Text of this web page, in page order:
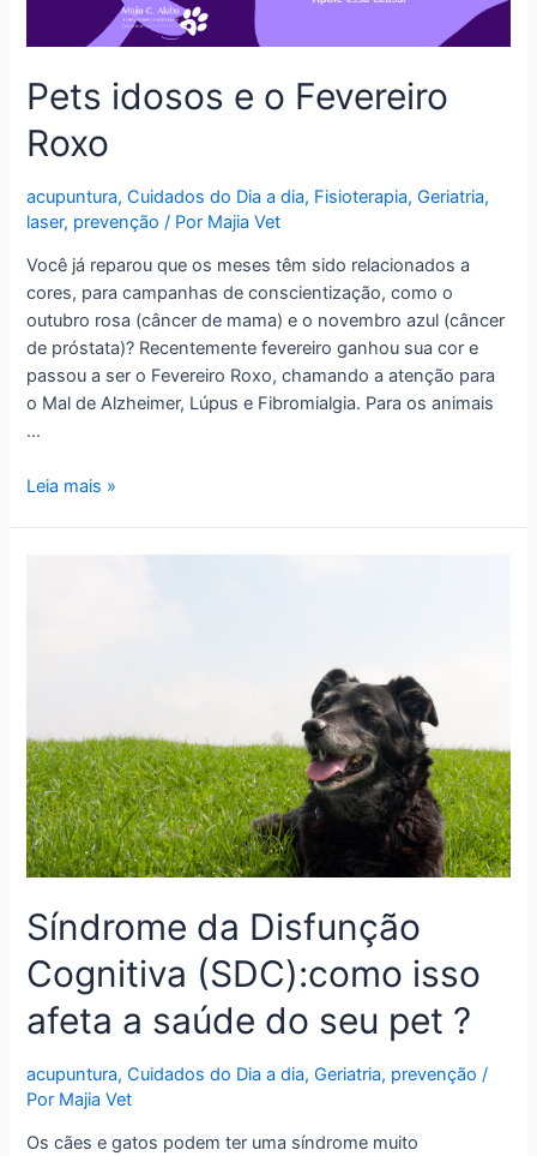
Pets idosos e o Fevereiro
Roxo
acupuntura,Cuidados do Dia a dia, Fisioterapia,Geriatria,
laser, prevenção / Por Majia Vet
Você já reparou que os meses têm sido relacionados a
cores, para campanhas de conscientização, como o
outubro rosa (câncer de mama) e o novembro azul (câncer
de próstata)? Recentemente fevereiro ganhou sua cor e
passou a ser o Fevereiro Roxo, chamando a atenção para
o Mal de Alzheimer, Lúpus e Fibromialgia. Para os animais
…
Pets
Leia mais »
Síndrome da Disfunção
Cognitiva (SDC):como isso
afeta a saúde do seu pet ?
acupuntura,Cuidados do Dia a dia,Geriatria, prevenção /
Por Majia Vet
Os cães e gatos podem ter uma síndrome muito